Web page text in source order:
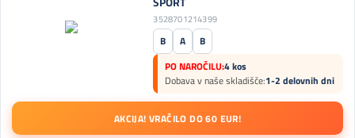
3528701214399
B A
B
PO NAROČILU:4 kos
Dobava v naše skladišče:1-2 delovnih dni
AKCIJA! VRAČILO DO 60 EUR!